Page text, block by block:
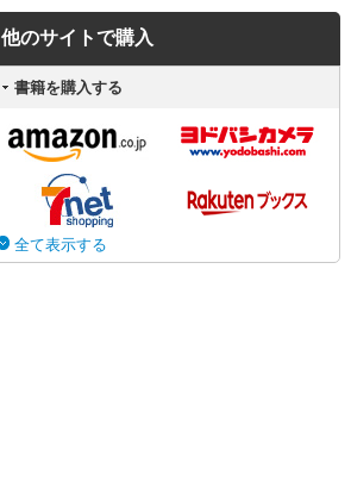
他のサイトで購入
書籍を購入する
全て表示する